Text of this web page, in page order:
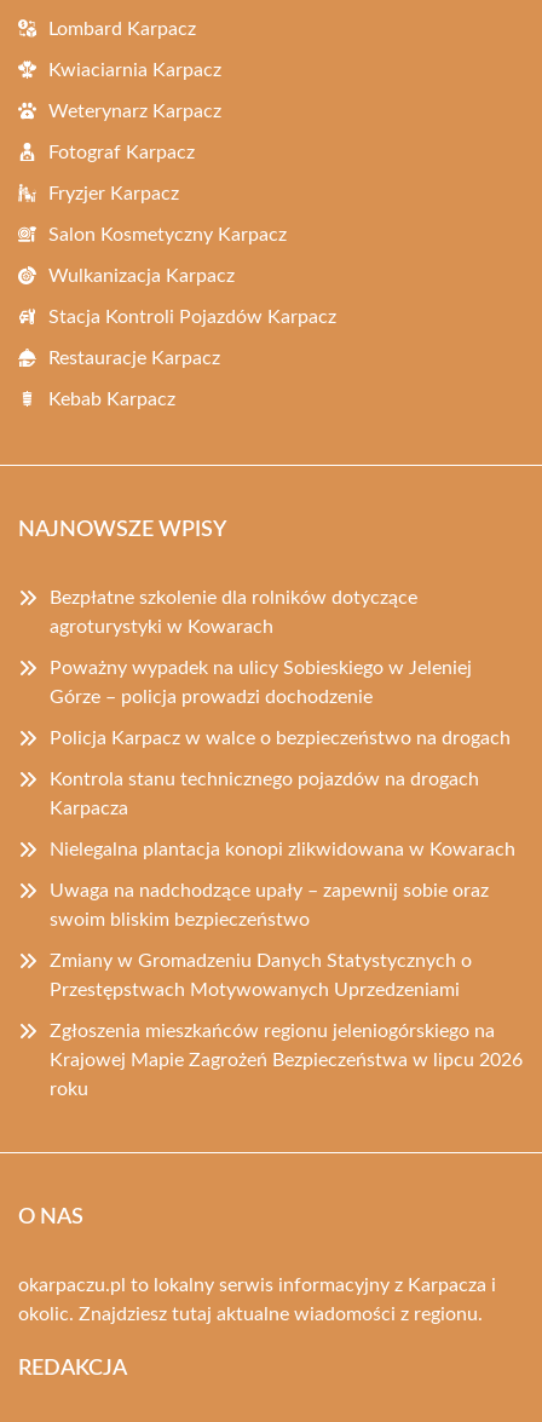
Lombard Karpacz
Kwiaciarnia Karpacz
Weterynarz Karpacz
Fotograf Karpacz
Fryzjer Karpacz
Salon Kosmetyczny Karpacz
Wulkanizacja Karpacz
Stacja Kontroli Pojazdów Karpacz
Restauracje Karpacz
Kebab Karpacz
NAJNOWSZE WPISY
Bezpłatne szkolenie dla rolników dotyczące
agroturystyki w Kowarach
Poważny wypadek na ulicy Sobieskiego w Jeleniej
Górze – policja prowadzi dochodzenie
Policja Karpacz w walce o bezpieczeństwo na drogach
Kontrola stanu technicznego pojazdów na drogach
Karpacza
Nielegalna plantacja konopi zlikwidowana w Kowarach
Uwaga na nadchodzące upały – zapewnij sobie oraz
swoim bliskim bezpieczeństwo
Zmiany w Gromadzeniu Danych Statystycznych o
Przestępstwach Motywowanych Uprzedzeniami
Zgłoszenia mieszkańców regionu jeleniogórskiego na
Krajowej Mapie Zagrożeń Bezpieczeństwa w lipcu 2026
roku
O NAS
okarpaczu.pl to lokalny serwis informacyjny z Karpacza i
okolic. Znajdziesz tutaj aktualne wiadomości z regionu.
REDAKCJA